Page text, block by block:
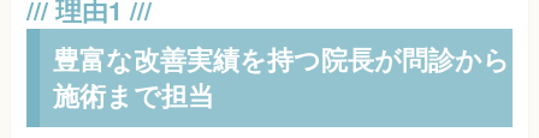
豊富な改善実績を持つ院長が問診から
施術まで担当